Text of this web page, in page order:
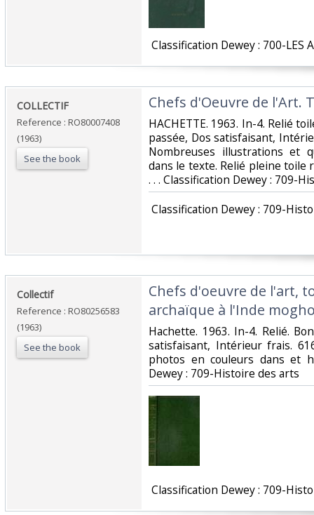
Classification Dewey : 700-LES
‎COLLECTIF‎
Reference : RO80007408
(1963)
See the book
‎Chefs d'Oeuvre de l'Art.
‎HACHETTE. 1963. In-4. Relié
passée, Dos satisfaisant,
Nombreuses illustrations et
dans le texte. Relié pleine toile
. . . Classification Dewey : 709-
Classification Dewey : 709-
‎Collectif‎
Reference : RO80256583
(1963)
See the book
‎Chefs d'oeuvre de l'art,
archaïque à l'Inde
‎Hachette. 1963. In-4. Relié.
satisfaisant, Intérieur frais.
photos en couleurs dans et
Dewey : 709-Histoire des arts‎
Classification Dewey : 709-